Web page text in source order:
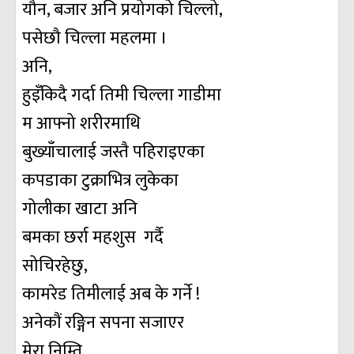
यौन, बजार अनि प्रयोगको चिल्लो,
पसेछौ चिल्ला महलमा ।
अनि,
हुइँकिदै गर्दा तिमी चिल्ला गाडीमा
म आफ्नो शरीरमाथि
बुख्याँचालाई जस्तै पहिराइएका
कपडाका टुक्राभित्र लुकेका
गोलीका खाटा अनि
बमका छर्रा महशुस गर्दै
सोचिरहेछु,
कामरेड तिमीलाई अब के गर्ने !
अनेकौं रङ्गिन सपना सजाएर